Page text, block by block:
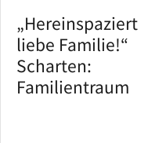
„Hereinspaziert
liebe Familie!“
Scharten:
Familientraum